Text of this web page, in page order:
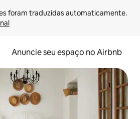
Anuncie seu espaço no Airbnb